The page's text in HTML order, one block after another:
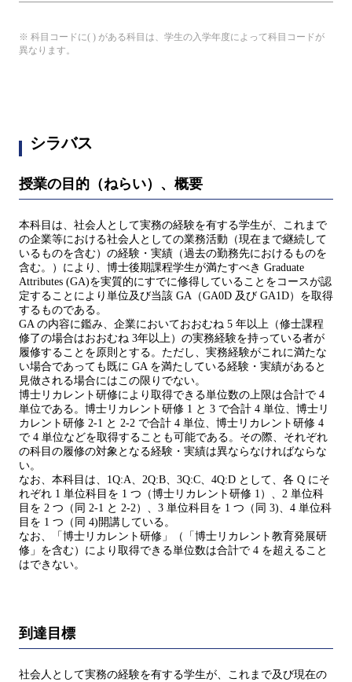
※ 科目コードに( ) がある科目は、学生の入学年度によって科目コードが
異なります。
シラバス
授業の目的（ねらい）、概要
本科目は、社会人として実務の経験を有する学生が、これまで
の企業等における社会人としての業務活動（現在まで継続して
いるものを含む）の経験・実績（過去の勤務先におけるものを
含む。）により、博士後期課程学生が満たすべき Graduate
Attributes (GA)を実質的にすでに修得していることをコースが認
定することにより単位及び当該 GA（GA0D 及び GA1D）を取得
するものである。
GA の内容に鑑み、企業においておおむね 5 年以上（修士課程
修了の場合はおおむね 3年以上）の実務経験を持っている者が
履修することを原則とする。ただし、実務経験がこれに満たな
い場合であっても既に GA を満たしている経験・実績があると
見做される場合にはこの限りでない。
博士リカレント研修により取得できる単位数の上限は合計で 4
単位である。博士リカレント研修 1 と 3 で合計 4 単位、博士リ
カレント研修 2-1 と 2-2 で合計 4 単位、博士リカレント研修 4
で 4 単位などを取得することも可能である。その際、それぞれ
の科目の履修の対象となる経験・実績は異ならなければならな
い。
なお、本科目は、1Q:A、2Q:B、3Q:C、4Q:D として、各 Q にそ
れぞれ 1 単位科目を 1 つ（博士リカレント研修 1）、2 単位科
目を 2 つ（同 2-1 と 2-2）、3 単位科目を 1 つ（同 3)、4 単位科
目を 1 つ（同 4)開講している。
なお、「博士リカレント研修」（「博士リカレント教育発展研
修」を含む）により取得できる単位数は合計で 4 を超えること
はできない。
到達目標
社会人として実務の経験を有する学生が、これまで及び現在の